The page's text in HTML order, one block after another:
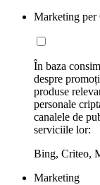
Marketing per
În baza
despre
produse
personale
canalele de
serviciile lor:
Bing, Criteo,
Marketing